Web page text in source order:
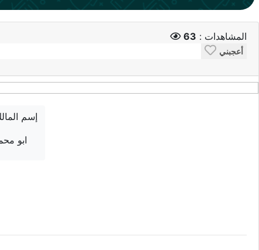
المشاهدات : 63
أعجبني
إسم
ابو